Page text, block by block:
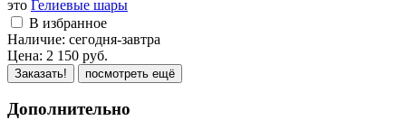
это Гелиевые шары
В избранное
Наличие: сегодня-завтра
Цена: 2 150 руб.
Заказать! посмотреть ещё
Дополнительно